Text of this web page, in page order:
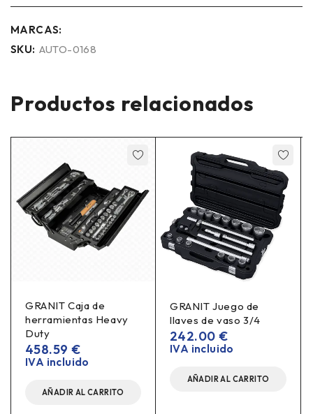
MARCAS:
SKU: AUTO-0168
Productos relacionados
GRANIT Caja de
herramientas Heavy
Duty
458.59 €
IVA incluido
AÑADIR AL CARRITO
GRANIT Juego de
llaves de vaso 3/4
242.00 €
IVA incluido
AÑADIR AL CARRITO